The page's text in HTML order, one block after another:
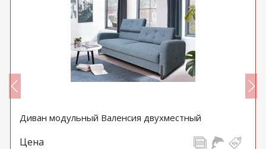
Диван модульный Валенсия двухместный
Цена